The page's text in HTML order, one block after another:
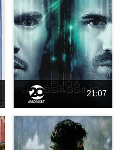
21:07